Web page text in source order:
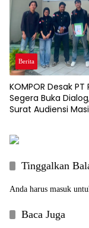
Berita
KOMPOR Desak PT
Segera Buka
Surat Audiensi
Tinggalkan
Anda harus masuk
Baca Juga